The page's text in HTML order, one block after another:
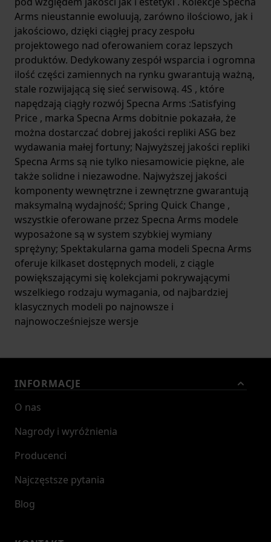
Arms nieustannie ewoluują, zarówno ilościowo, jak i
jakościowo, dzięki ciągłej pracy zespołu
projektowego nad oferowaniem coraz lepszych
produktów. Dedykowany zespół wsparcia i ogromna
ilość części zamiennych na rynku gwarantują ważną,
stale rozwijającą się sieć serwisową. 4S , które
napędzają ciągły rozwój Specna Arms :Satisfying
Price , marka Specna Arms dobitnie pokazała, że ​​
można dostarczać dobrej jakości repliki ASG bez
wydawania małej fortuny; Najwyższej jakości repliki
Specna Arms są nie tylko niesamowicie piękne, ale
także solidne i niezawodne. Najwyższej jakości
komponenty wewnętrzne i zewnętrzne gwarantują
maksymalną wydajność; Spring Quick Change ,
wszystkie oferowane przez Specna Arms modele
wyposażone są w system szybkiej wymiany
sprężyny; Spektakularna gama modeli Specna Arms
oferuje kilkaset dostępnych modeli, z ciągle
powiększającymi się kolekcjami pokrywającymi
wszelkiego rodzaju wymagania, od najbardziej
klasycznych modeli po najnowsze i
najnowocześniejsze wersje
INFORMACJE
O nas
Nagrody i wyróżnienia
Producenci
Najczęstsze pytania
Blog